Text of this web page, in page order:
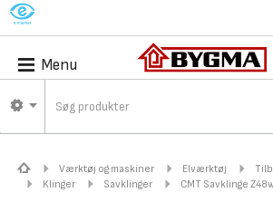
M
Menu
Værktøj og maskiner Elværktøj
Klinger
Savklinger CMT Savklinge